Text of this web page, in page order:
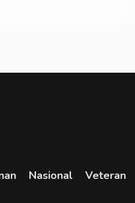
Nasional Veteran